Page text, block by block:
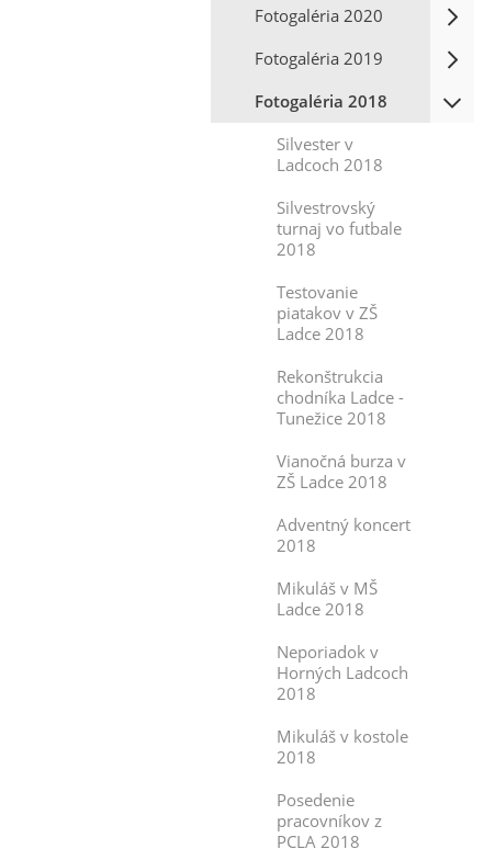
Fotogaléria 2020
Fotogaléria 2019
Fotogaléria 2018
Silvester v
Ladcoch 2018
Silvestrovský
turnaj vo futbale
2018
Testovanie
piatakov v ZŠ
Ladce 2018
Rekonštrukcia
chodníka Ladce -
Tunežice 2018
Vianočná burza v
ZŠ Ladce 2018
Adventný koncert
2018
Mikuláš v MŠ
Ladce 2018
Neporiadok v
Horných Ladcoch
2018
Mikuláš v kostole
2018
Posedenie
pracovníkov z
PCLA 2018